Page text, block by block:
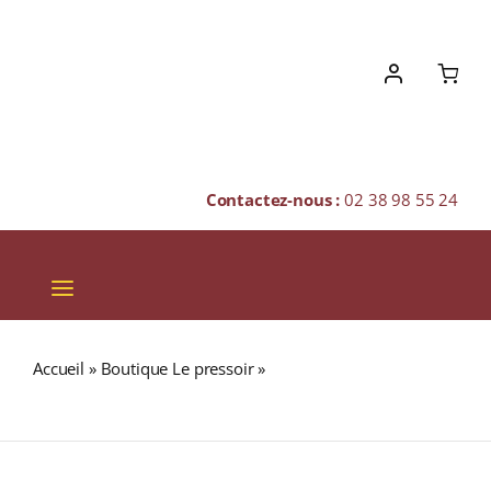
Contactez-nous :02 38 98 55 24
Toggle
Navigation
SPIRITUEUX
Accueil » Boutique Le pressoir»